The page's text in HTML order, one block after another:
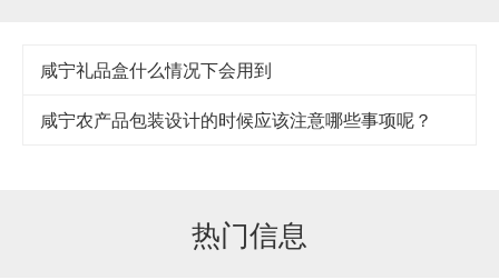
咸宁礼品盒什么情况下会用到
咸宁农产品包装设计的时候应该注意哪些事项呢？
热门信息